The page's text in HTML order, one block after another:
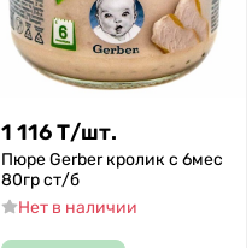
1 116Т/шт.
Пюре Gerber кролик с 6мес
80гр ст/б
Нет в наличии